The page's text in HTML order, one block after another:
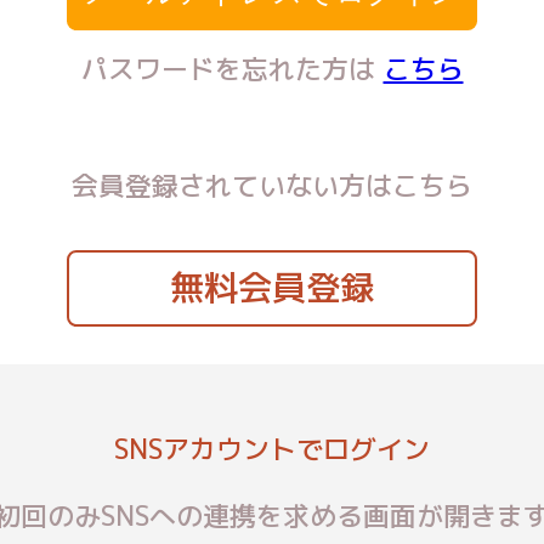
パスワードを忘れた方は こちら
会員登録されていない方はこちら
無料会員登録
SNSアカウントでログイン
回のみSNSへの連携を求める画面が開きま